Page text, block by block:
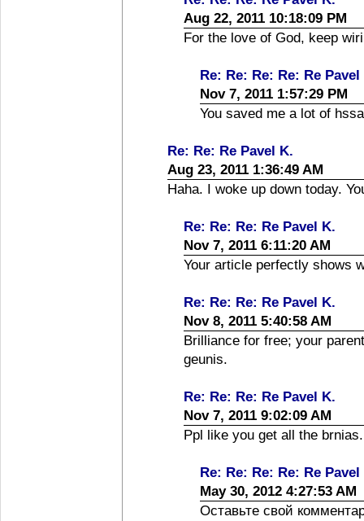
Aug 22, 2011 10:18:09 PM
For the love of God, keep
Re: Re: Re: Re: Re Pavel
Nov 7, 2011 1:57:29 PM
You saved me a lot of
Re: Re: Re Pavel K.
Aug 23, 2011 1:36:49 AM
Haha. I woke up down today.
Re: Re: Re: Re Pavel K.
Nov 7, 2011 6:11:20 AM
Your article perfectly shows
Re: Re: Re: Re Pavel K.
Nov 8, 2011 5:40:58 AM
Brilliance for free; your
geunis.
Re: Re: Re: Re Pavel K.
Nov 7, 2011 9:02:09 AM
Ppl like you get all the
Re: Re: Re: Re: Re Pavel
May 30, 2012 4:27:53 AM
Оставьте свой